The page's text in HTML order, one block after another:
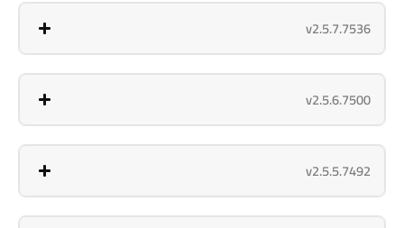
v2.5.7.7536
v2.5.6.7500
v2.5.5.7492